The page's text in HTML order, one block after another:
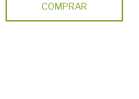
COMPRAR